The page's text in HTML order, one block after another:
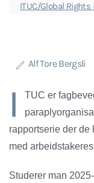
ITUC/Global Rights
Alf Tore Bergsli
I
TUC er
rapportserie der de
med
Studerer man